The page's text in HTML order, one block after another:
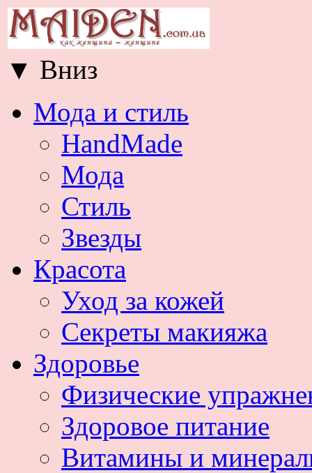
▼ Вниз
Мода и стиль
HandMade
Мода
Стиль
Звезды
Красота
Уход за кожей
Секреты макияжа
Здоровье
Физические
Здоровое питание
Витамины и